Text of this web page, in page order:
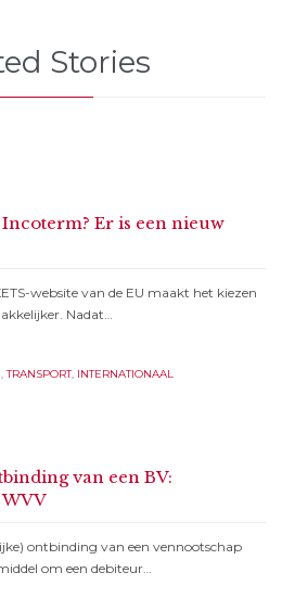
Stories
Er is een nieuw
website van de EU maakt het kiezen
Nadat…
,TRANSPORT, INTERNATIONAAL
van een BV:
ontbinding van een vennootschap
om een debiteur…